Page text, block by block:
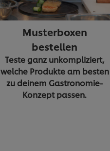
Musterboxen
bestellen
Teste ganz unkompliziert,
welche Produkte am besten
zu deinem Gastronomie-
Konzept passen.